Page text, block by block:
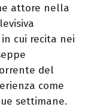
attore nella
cui recita nei
del
come
settimane.